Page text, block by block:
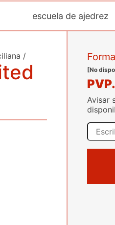
escuela de ajedrez
/
[No
PVP.
Avisar